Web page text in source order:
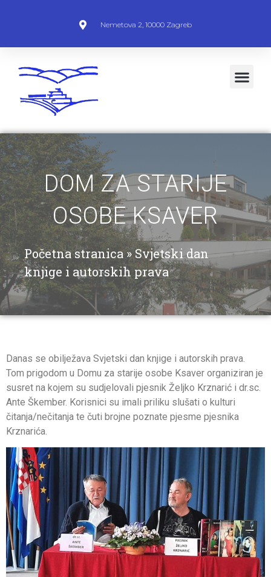
Nemetova 2, 10000 Zagreb
DOM ZA STARIJE
OSOBE KSAVER
Početna stranica»Svjetski dan
knjige i autorskih prava
Danas se obilježava Svjetski dan knjige i autorskih prava.
Tom prigodom u Domu za starije osobe Ksaver organiziran je
susret na kojem su sudjelovali pjesnik Željko Krznarić i dr.sc.
Ante Škember. Korisnici su imali priliku slušati o kulturi
čitanja/nečitanja te čuti brojne poznate pjesme pjesnika
Krznarića.